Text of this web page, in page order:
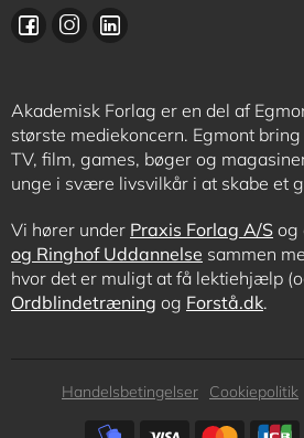
Akademisk Forlag er en del af
største mediekoncern. Egmont
TV, film, games, bøger og
unge i svære livsvilkår i at skabe et
Vi hører under Praxis Forlag A/S og
og Ringhof Uddannelse sammen
hvor det er muligt at få lektiehjælp
Ordblindetræning og Forstå.dk.
Subfooter
Handelsbetingelser Cookiepolitik
Subfooter